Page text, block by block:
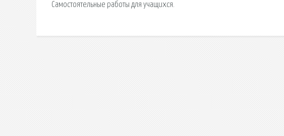
Самостоятельные работы для учащихся.